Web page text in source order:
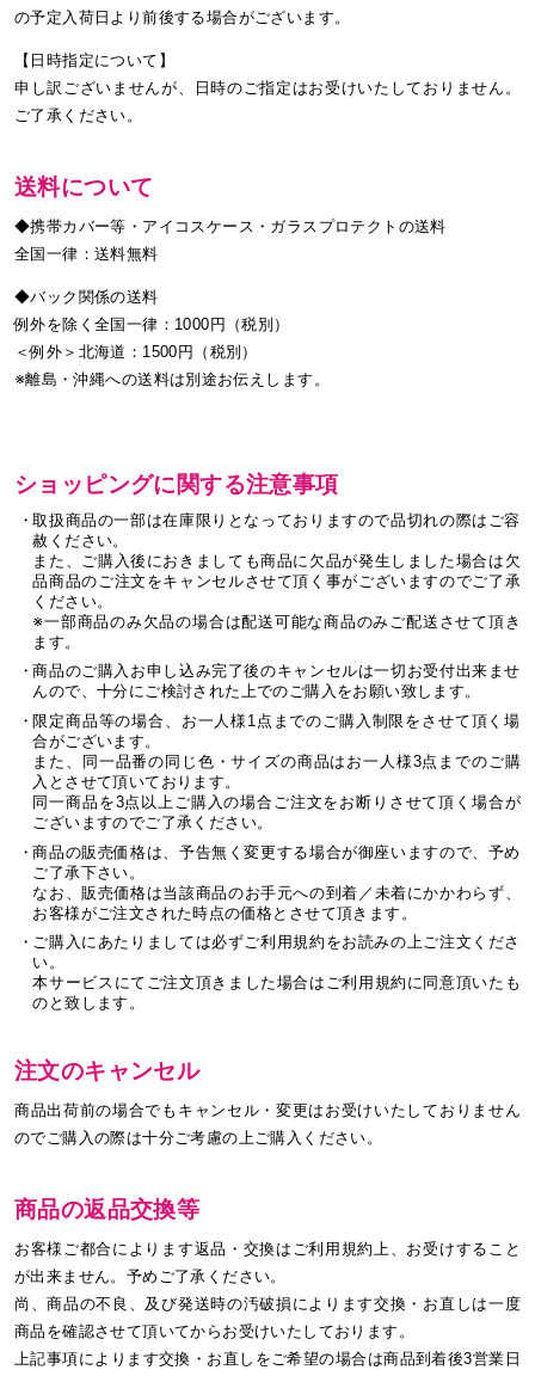
の予定入荷日より前後する場合がございます。
【日時指定について】
申し訳ございませんが、日時のご指定はお受けいたしておりません。
ご了承ください。
送料について
◆携帯カバー等・アイコスケース・ガラスプロテクトの送料
全国一律：送料無料
◆バック関係の送料
例外を除く全国一律：1000円（税別）
＜例外＞北海道：1500円（税別）
※離島・沖縄への送料は別途お伝えします。
ショッピングに関する注意事項
取扱商品の一部は在庫限りとなっておりますので品切れの際はご容
赦ください。
また、ご購入後におきましても商品に欠品が発生しました場合は欠
品商品のご注文をキャンセルさせて頂く事がございますのでご了承
ください。
※一部商品のみ欠品の場合は配送可能な商品のみご配送させて頂き
ます。
商品のご購入お申し込み完了後のキャンセルは一切お受付出来ませ
んので、十分にご検討された上でのご購入をお願い致します。
限定商品等の場合、お一人様1点までのご購入制限をさせて頂く場
合がございます。
また、同一品番の同じ色・サイズの商品はお一人様3点までのご購
入とさせて頂いております。
同一商品を3点以上ご購入の場合ご注文をお断りさせて頂く場合が
ございますのでご了承ください。
商品の販売価格は、予告無く変更する場合が御座いますので、予め
ご了承下さい。
なお、販売価格は当該商品のお手元への到着／未着にかかわらず、
お客様がご注文された時点の価格とさせて頂きます。
ご購入にあたりましては必ずご利用規約をお読みの上ご注文くださ
い。
本サービスにてご注文頂きました場合はご利用規約に同意頂いたも
のと致します。
注文のキャンセル
商品出荷前の場合でもキャンセル・変更はお受けいたしておりません
のでご購入の際は十分ご考慮の上ご購入ください。
商品の返品交換等
お客様ご都合によります返品・交換はご利用規約上、お受けすること
が出来ません。予めご了承ください。
尚、商品の不良、及び発送時の汚破損によります交換・お直しは一度
商品を確認させて頂いてからお受けいたしております。
上記事項によります交換・お直しをご希望の場合は商品到着後3営業日